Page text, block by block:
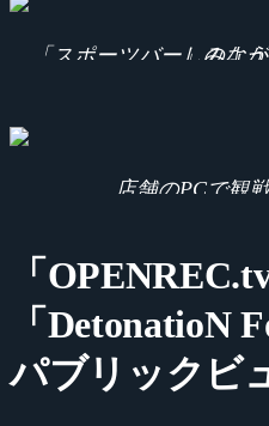
「スポーツバー」のようにカ
店舗のPCで観
「
「DetonatioN
パブリックビ